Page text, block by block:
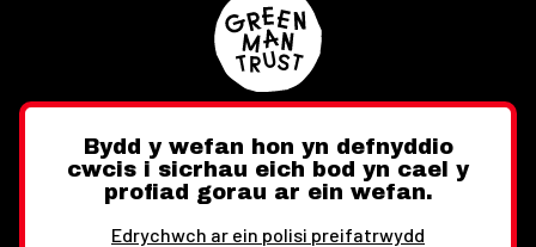
Twitter FacebookInstagram
Bydd y wefan hon yn defnyddio
cwcis i sicrhau eich bod yn cael y
profiad gorau ar ein wefan.
Edrychwch ar ein polisi preifatrwydd